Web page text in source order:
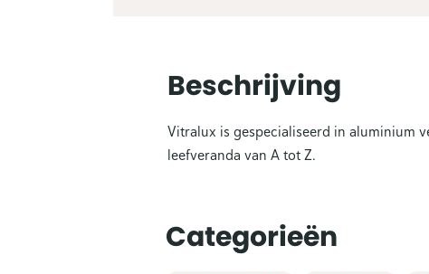
Beschrijving
Vitralux is gespecialiseerd in aluminium
leefveranda van A tot Z.
Categorieën